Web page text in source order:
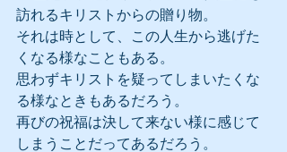
訪れるキリストからの贈り物。
それは時として、この人生から逃げた
くなる様なこともある。
思わずキリストを疑ってしまいたくな
る様なときもあるだろう。
再びの祝福は決して来ない様に感じて
しまうことだってあるだろう。